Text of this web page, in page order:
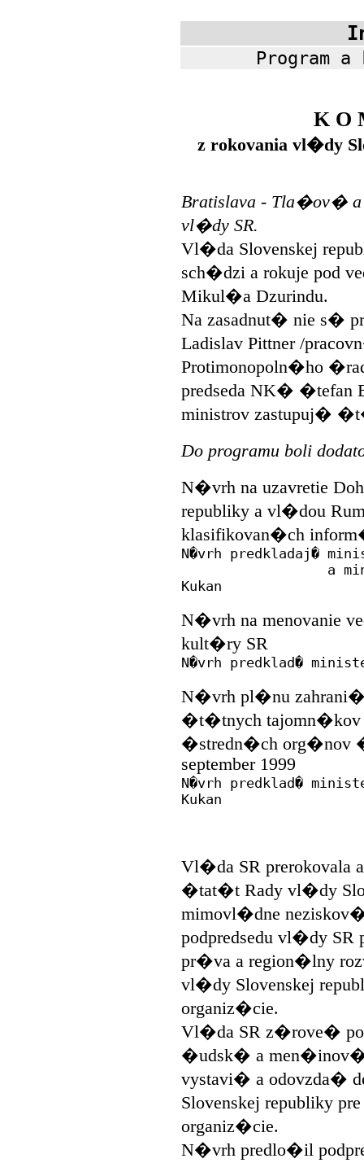
Program a
K O
z rokovania vl�dy
Bratislava - Tla�ov�
vl�dy SR.
Vl�da Slovenskej
sch�dzi a rokuje pod
Mikul�a Dzurindu.
Na zasadnut� nie s�
Ladislav Pittner /
Protimonopoln�ho
predseda NK�
ministrov zastupuj�
Do programu boli
N�vrh na uzavretie
republiky a vl�dou
klasifikovan�ch
N�vrh predkladaj�
a minister
Kukan
N�vrh na menovanie
kult�ry SR
N�vrh predklad�
N�vrh pl�nu
�t�tnych tajomn�kov
�stredn�ch org�nov
september 1999
N�vrh predklad�
Kukan
Vl�da SR prerokovala
�tat�t Rady vl�dy
mimovl�dne
podpredsedu vl�dy
pr�va a region�lny
vl�dy Slovenskej
organiz�cie.
Vl�da SR z�rove�
�udsk� a
vystavi� a odovzda�
Slovenskej republiky
organiz�cie.
N�vrh predlo�il